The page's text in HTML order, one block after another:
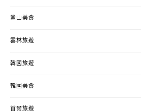
釜山美食
雲林旅遊
韓國旅遊
韓國美食
首爾旅遊